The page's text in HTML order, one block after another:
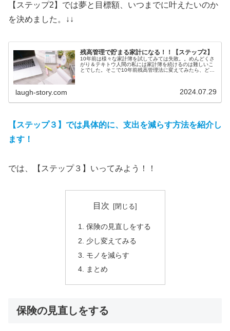
【ステップ2】では夢と目標額、いつまでに叶えたいのか
を決めました。↓↓
残高管理で貯まる家計になる！！【ステップ2】
10年前は様々な家計簿を試してみては失敗。。めんどくさ
がり＆テキトウ人間の私には家計簿を続けるのは難しいこ
とでした。そこで10年前残高管理法に変えてみたら、どん
laugh-story.com 2024.07.29
【ステップ３】では具体的に、支出を減らす方法を紹介し
ます！
では、【ステップ３】いってみよう！！
目次
保険の見直しをする
少し変えてみる
モノを減らす
まとめ
保険の見直しをする